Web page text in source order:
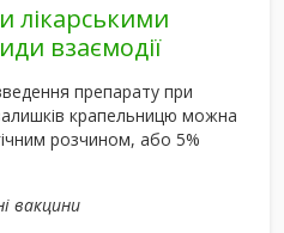
лікарськими
взаємодії
препарату при
крапельницю можна
розчином, або 5%
вакцини